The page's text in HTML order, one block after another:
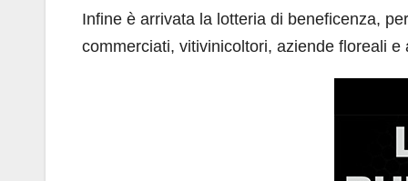
Infine è arrivata la lotteria di beneficenza,
commerciati, vitivinicoltori, aziende floreali